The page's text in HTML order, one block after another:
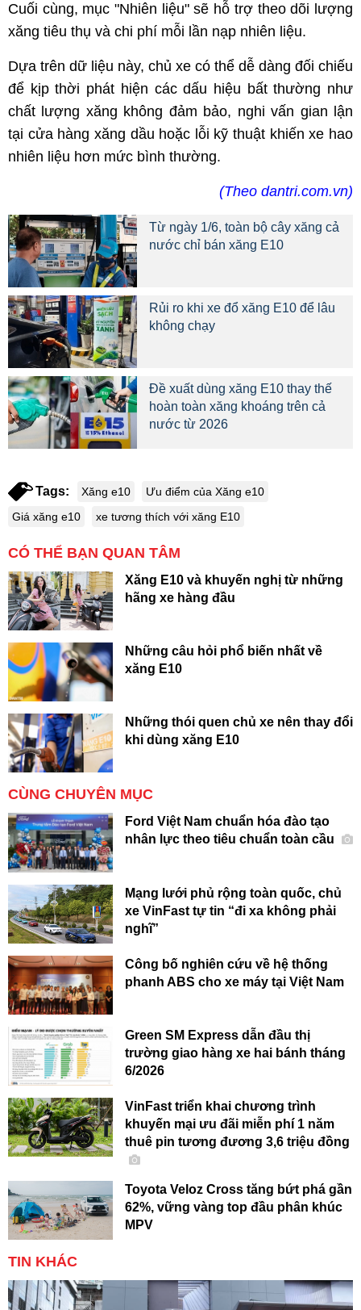
Cuối cùng, mục "Nhiên liệu" sẽ hỗ trợ theo dõi lượng
xăng tiêu thụ và chi phí mỗi lần nạp nhiên liệu.
Dựa trên dữ liệu này, chủ xe có thể dễ dàng đối chiếu
để kịp thời phát hiện các dấu hiệu bất thường như
chất lượng xăng không đảm bảo, nghi vấn gian lận
tại cửa hàng xăng dầu hoặc lỗi kỹ thuật khiến xe hao
nhiên liệu hơn mức bình thường.
(Theo dantri.com.vn)
Từ ngày 1/6, toàn bộ cây xăng cả
nước chỉ bán xăng E10
Rủi ro khi xe đổ xăng E10 để lâu
không chạy
Đề xuất dùng xăng E10 thay thế
hoàn toàn xăng khoáng trên cả
nước từ 2026
Tags: Xăng e10
Ưu điểm của Xăng e10
Giá xăng e10
xe tương thích với xăng E10
CÓ THỂ BẠN QUAN TÂM
Xăng E10 và khuyến nghị từ những
hãng xe hàng đầu
Những câu hỏi phổ biến nhất về
xăng E10
Những thói quen chủ xe nên thay đổi
khi dùng xăng E10
CÙNG CHUYÊN MỤC
Ford Việt Nam chuẩn hóa đào tạo
nhân lực theo tiêu chuẩn toàn cầu
Mạng lưới phủ rộng toàn quốc, chủ
xe VinFast tự tin “đi xa không phải
nghĩ”
Công bố nghiên cứu về hệ thống
phanh ABS cho xe máy tại Việt Nam
Green SM Express dẫn đầu thị
trường giao hàng xe hai bánh tháng
6/2026
VinFast triển khai chương trình
khuyến mại ưu đãi miễn phí 1 năm
thuê pin tương đương 3,6 triệu đồng
Toyota Veloz Cross tăng bứt phá gần
62%, vững vàng top đầu phân khúc
MPV
TIN KHÁC